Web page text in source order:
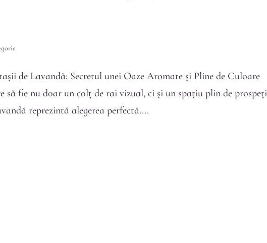
de Lavandă: Secretul unei Oaze Aromate și Pline de Culoare
să fie nu doar un colț de rai vizual, ci și un spațiu plin de
reprezintă alegerea perfectă....